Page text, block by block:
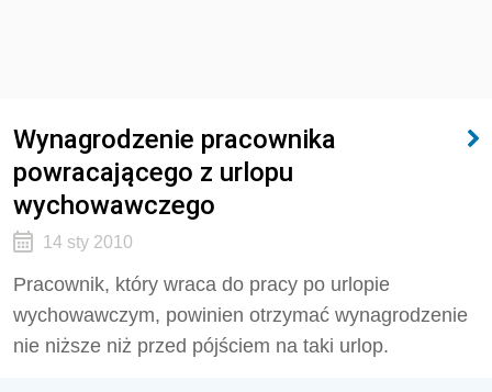
Wynagrodzenie pracownika
powracającego z urlopu
wychowawczego
14 sty 2010
Pracownik, który wraca do pracy po urlopie
wychowawczym, powinien otrzymać wynagrodzenie
nie niższe niż przed pójściem na taki urlop.